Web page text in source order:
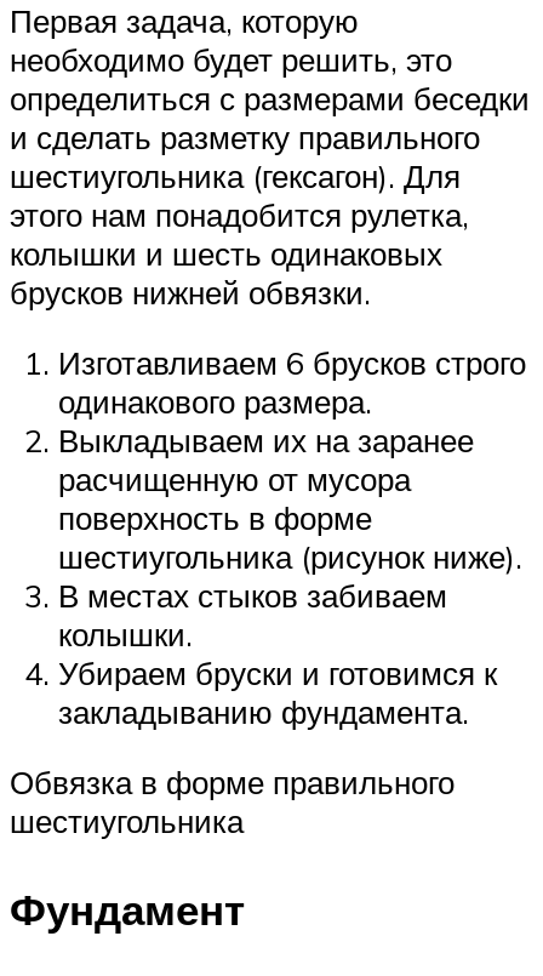
Первая задача, которую
необходимо будет решить, это
определиться с размерами беседки
и сделать разметку правильного
шестиугольника (гексагон). Для
этого нам понадобится рулетка,
колышки и шесть одинаковых
брусков нижней обвязки.
Изготавливаем 6 брусков строго
одинакового размера.
Выкладываем их на заранее
расчищенную от мусора
поверхность в форме
шестиугольника (рисунок ниже).
В местах стыков забиваем
колышки.
Убираем бруски и готовимся к
закладыванию фундамента.
Обвязка в форме правильного
шестиугольника
Фундамент